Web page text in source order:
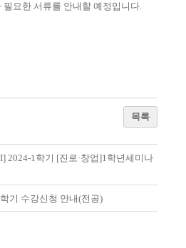
필요한 서류를 안내할 예정입니다.
목록
2024-1학기 [진로·창업]1학년세미나
기 수강신청 안내(전공)